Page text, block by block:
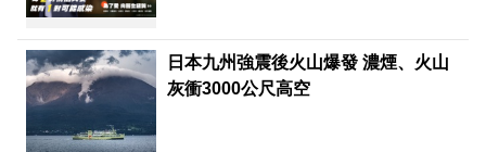
日本九州強震後火山爆發 濃煙、火山
灰衝3000公尺高空